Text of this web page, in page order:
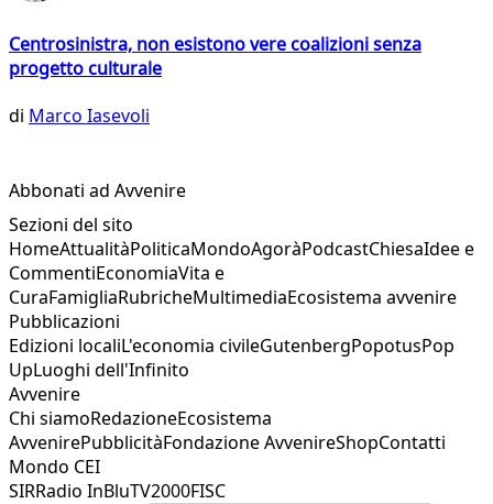
Centrosinistra, non esistono vere coalizioni senza
progetto culturale
di Marco Iasevoli
Abbonati ad Avvenire
Sezioni del sito
HomeAttualitàPoliticaMondoAgoràPodcastChiesaIdee e
CommentiEconomiaVita e
CuraFamigliaRubricheMultimediaEcosistema avvenire
Pubblicazioni
Edizioni localiL'economia civileGutenbergPopotusPop
UpLuoghi dell'Infinito
Avvenire
Chi siamoRedazioneEcosistema
AvvenirePubblicitàFondazione AvvenireShopContatti
Mondo CEI
SIRRadio InBluTV2000FISC